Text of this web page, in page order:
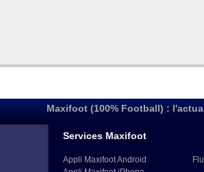
Maxifoot (100% Football) :
Services Maxifoot
Appli Maxifoot Android